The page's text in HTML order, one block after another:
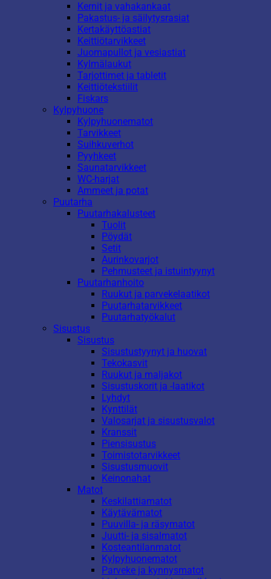
Kernit ja vahakankaat
Pakastus- ja säilytysrasiat
Kertakäyttöastiat
Keittiötarvikkeet
Juomapullot ja vesiastiat
Kylmälaukut
Tarjottimet ja tabletit
Keittiötekstiilit
Fiskars
Kylpyhuone
Kylpyhuonematot
Tarvikkeet
Suihkuverhot
Pyyhkeet
Saunatarvikkeet
WC-harjat
Ammeet ja potat
Puutarha
Puutarhakalusteet
Tuolit
Pöydät
Setit
Aurinkovarjot
Pehmusteet ja istuintyynyt
Puutarhanhoito
Ruukut ja parvekelaatikot
Puutarhatarvikkeet
Puutarhatyökalut
Sisustus
Sisustus
Sisustustyynyt ja huovat
Tekokasvit
Ruukut ja maljakot
Sisustuskorit ja -laatikot
Lyhdyt
Kynttilät
Valosarjat ja sisustusvalot
Kranssit
Piensisustus
Toimistotarvikkeet
Sisustusmuovit
Keinonahat
Matot
Keskilattiamatot
Käytävämatot
Puuvilla- ja räsymatot
Juutti- ja sisalmatot
Kosteantilanmatot
Kylpyhuonematot
Parveke ja kynnysmatot